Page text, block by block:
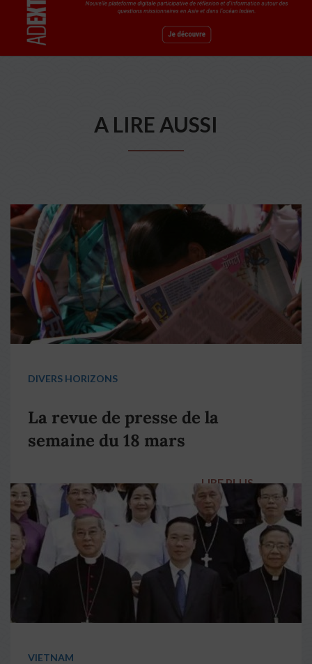
A LIRE AUSSI
DIVERS HORIZONS
La revue de presse de la
semaine du 18 mars
LIRE PLUS →
VIETNAM